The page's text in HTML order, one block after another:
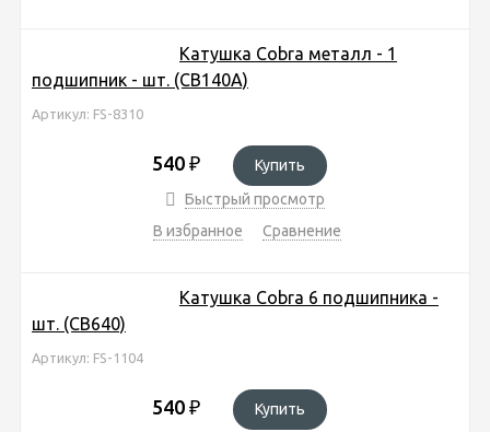
Катушка Cobra металл - 1
подшипник - шт. (CB140A)
Артикул: FS-8310
540 ₽
Купить
Быстрый просмотр
В избранное
Сравнение
Катушка Cobra 6 подшипника -
шт. (CB640)
Артикул: FS-1104
540 ₽
Купить